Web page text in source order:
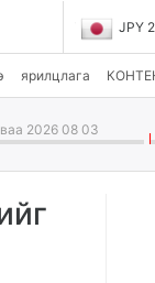
JPY
ярилцлага
2026 08 03